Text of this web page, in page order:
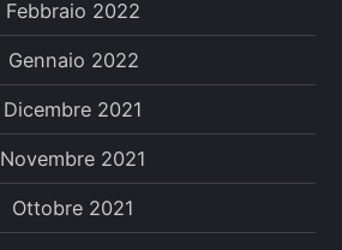
Febbraio 2022
Gennaio 2022
Dicembre 2021
Novembre 2021
Ottobre 2021